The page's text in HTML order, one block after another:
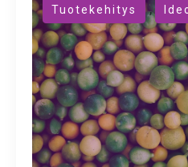
Tuotekehitys ,